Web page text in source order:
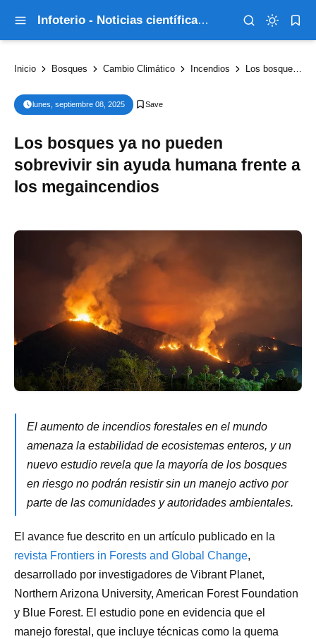
Infoterio - Noticias científicas que explican el mundo
Inicio Bosques Cambio Climático Incendios Los bosques ya no pueden sobrevivir sin ayuda humana frente a los megaincendios
lunes, septiembre 08, 2025
Los bosques ya no pueden
sobrevivir sin ayuda humana frente a
los megaincendios
El aumento de incendios forestales en el mundo
amenaza la estabilidad de ecosistemas enteros, y un
nuevo estudio revela que la mayoría de los bosques
en riesgo no podrán resistir sin un manejo activo por
parte de las comunidades y autoridades ambientales.
El avance fue descrito en un artículo publicado en la
revista Frontiers in Forests and Global Change,
desarrollado por investigadores de Vibrant Planet,
Northern Arizona University, American Forest Foundation
y Blue Forest. El estudio pone en evidencia que el
manejo forestal, que incluye técnicas como la quema